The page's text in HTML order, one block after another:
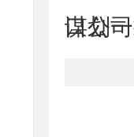
口公
谋划